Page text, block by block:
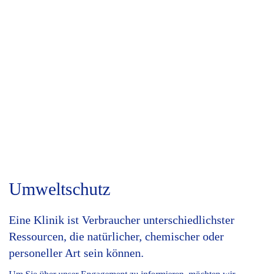
Umweltschutz
Eine Klinik ist Verbraucher unterschiedlichster
Ressourcen, die natürlicher, chemischer oder
personeller Art sein können.